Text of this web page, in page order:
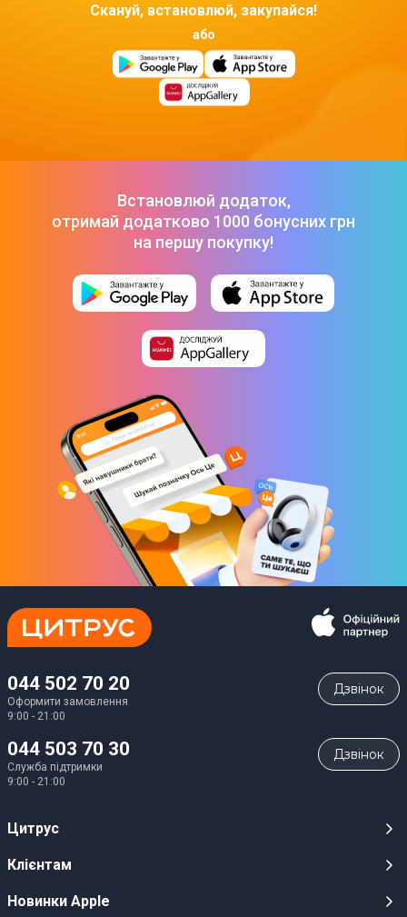
Скануй, встановлюй, закупайся!
або
Встановлюй додаток,
отримай додатково 1000 бонусних грн
на першу покупку!
044 502 70 20
Оформити замовлення
9:00 - 21:00
Дзвiнок
044 503 70 30
Служба підтримки
9:00 - 21:00
Дзвiнок
Цитрус
Кар’єра
Клієнтам
Публічні оферти
Новинки Apple